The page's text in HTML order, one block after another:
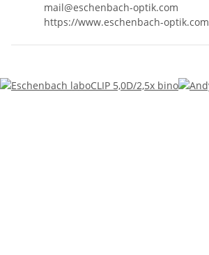
mail@eschenbach-optik.com
https://www.eschenbach-optik.com